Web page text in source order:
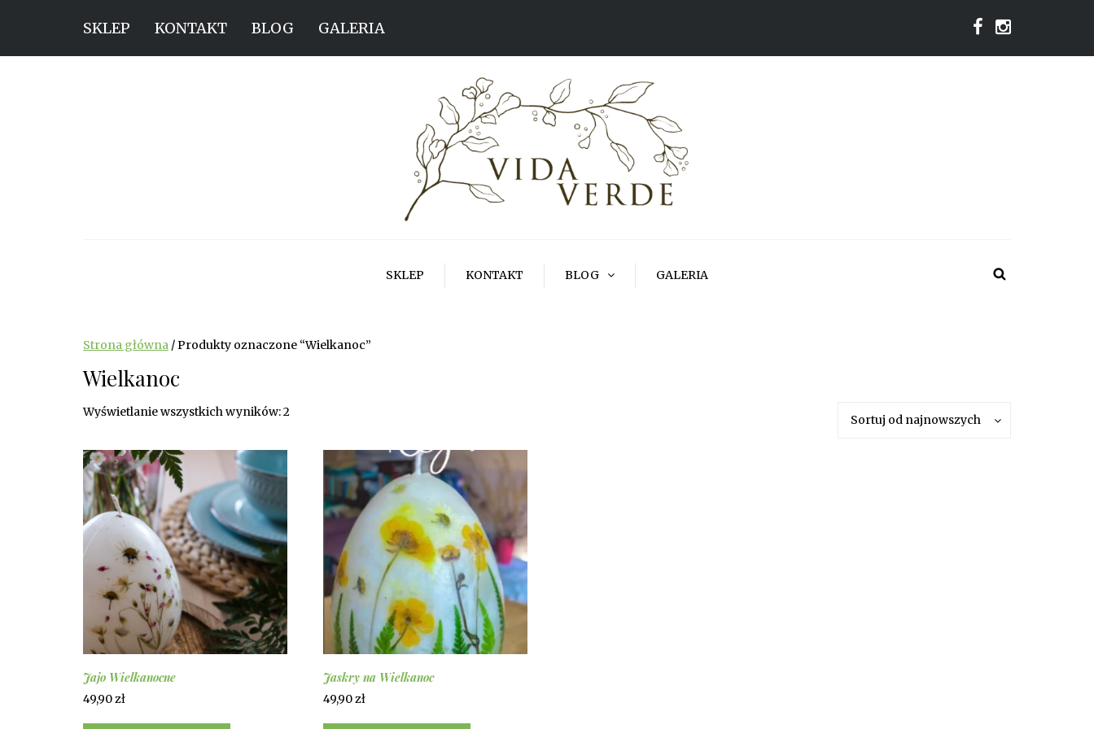
SKLEP KONTAKT BLOG GALERIA
SKLEP KONTAKT BLOG GALERIA
Strona główna / Produkty oznaczone “Wielkanoc”
Wielkanoc
Wyświetlanie wszystkich wyników: 2Posortowane
najnowszych
Sortuj od najnowszych
Jajo Wielkanocne
49,90zł
Jaskry na Wielkanoc
49,90zł